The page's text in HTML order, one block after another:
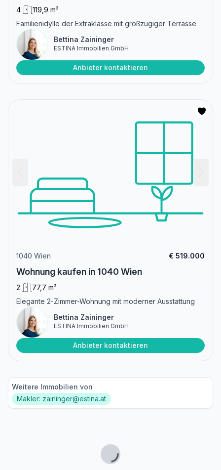
4
119,9 m²
Familienidylle der Extraklasse mit großzügiger Terrasse
Bettina Zaininger
ESTINA Immobilien GmbH
Anbieter kontaktieren
1040 Wien € 519.000
Wohnung kaufen in 1040 Wien
2
77,7 m²
Elegante 2-Zimmer-Wohnung mit moderner Ausstattung
Bettina Zaininger
ESTINA Immobilien GmbH
Anbieter kontaktieren
Weitere Immobilien von
Makler: zaininger@estina.at